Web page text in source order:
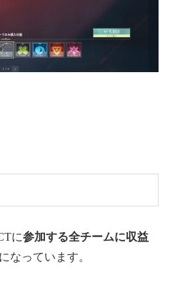
に参加する全チームに収益
なっています。